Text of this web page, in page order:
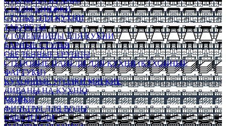
СТОЛЫ КНИЖКИ
СТУЛЬЯ ДЛЯ КУХНИ
ТАБУРЕТЫ
СТОЛЕШНИЦЫ ДЛЯ КУХНИ
БАРНЫЕ СТУЛЬЯ
ОБЕДЕННЫЕ ГРУППЫ
СТЕНОВЫЕ ПАНЕЛИ ДЛЯ КУХНИ (КУХОННЫЕ
ФАРТУКИ)
КУХОННЫЕ УГОЛКИ МЯГКИЕ
ДИВАНЫ НА КУХНЮ
МОЙКИ
ФИЛЬТРЫ ДЛЯ ВОДЫ
СМЕСИТЕЛИ